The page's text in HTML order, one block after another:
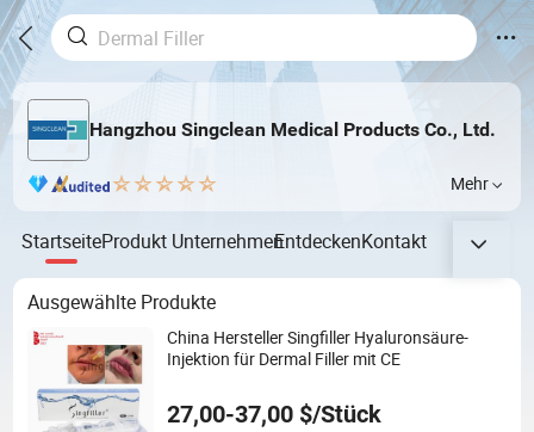
Hangzhou Singclean Medical Products Co., Ltd.
Mehr
StartseiteProdukt UnternehmenEntdeckenKontakt
Ausgewählte Produkte
China Hersteller Singfiller Hyaluronsäure-
Injektion für Dermal Filler mit CE
27,00-37,00 $/Stück